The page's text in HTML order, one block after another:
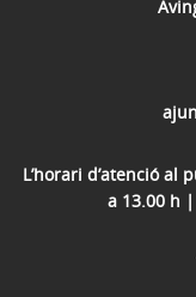
L’horari d’atenció al
a 13.00 h